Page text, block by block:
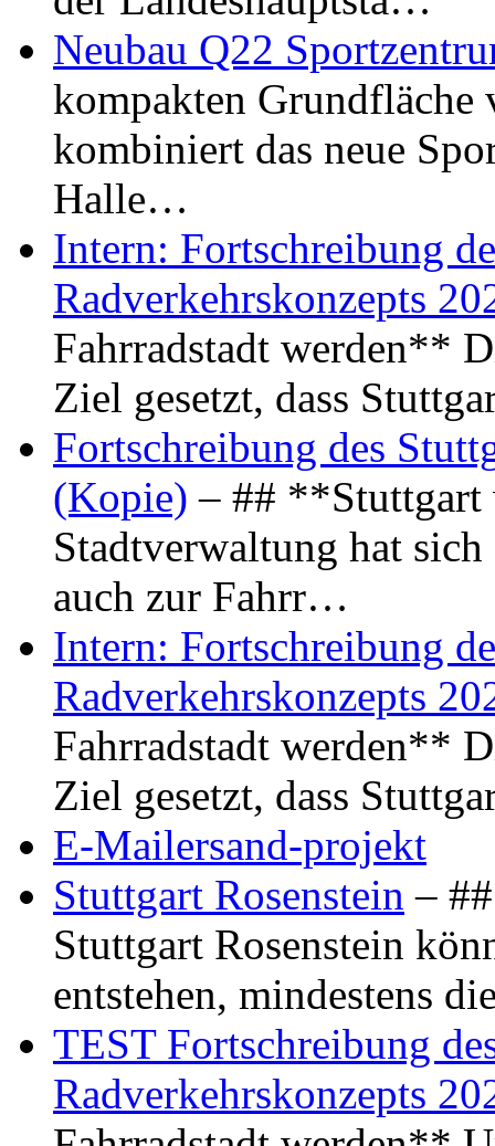
Neubau Q22
kompakten Grundfläche
kombiniert das neue
Halle…
Intern: Fortschreibung
Radverkehrskonzepts
Fahrradstadt werden**
Ziel gesetzt, dass
Fortschreibung des
(Kopie) – ## **Stuttgart
Stadtverwaltung hat
auch zur Fahrr…
Intern: Fortschreibung
Radverkehrskonzepts
Fahrradstadt werden**
Ziel gesetzt, dass
E-Mailersand-projekt
Stuttgart Rosenstein –
Stuttgart Rosenstein
entstehen, mindestens
TEST Fortschreibung
Radverkehrskonzepts